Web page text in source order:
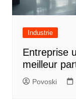
Industrie
Entreprise
meilleur
Povoski